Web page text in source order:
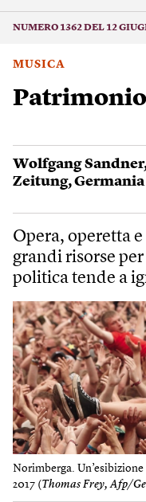
NUMERO 1362 DEL 12
MUSICA
Wolf­gang Sand­ner
Zeitung,Germania
Opera, operetta
grandi risorse
politica tende a
Norimberga.
2017 (Thomas Frey, Afp/